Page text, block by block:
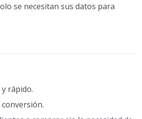
se necesitan sus datos para
rápido.